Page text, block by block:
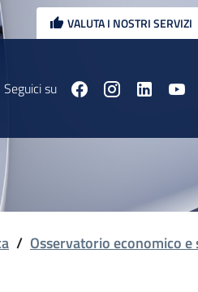
VALUTA I NOSTRI SERVIZI
Seguici su
/ Osservatorio economico e